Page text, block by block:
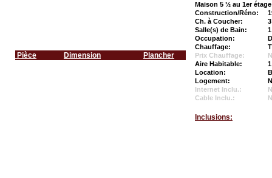
Pièce Dimension Plancher
Maison 5 ½ au 1er étage
Construction/Réno:
Ch. à Coucher:
3
Salle(s) de Bain:
1
Occupation:
Chauffage:
Prix Chauffage:
Aire Habitable:
Location:
Logement:
Internet Inclu.:
Cable Inclu.:
Inclusions: